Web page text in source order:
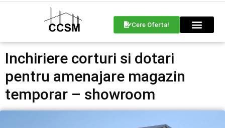
Cere Oferta!
Inchiriere corturi si dotari
pentru amenajare magazin
temporar – showroom